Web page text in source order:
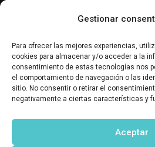
Gestionar
Para ofrecer las mejores experiencias,
cookies para almacenar y/o acceder a la
consentimiento de estas tecnologías nos
el comportamiento de navegación o las
sitio. No consentir o retirar el
negativamente a ciertas características y
Aceptar
Conversemos